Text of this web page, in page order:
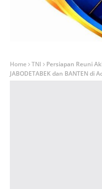
Home TNI
Persiapan Reuni
JABODETABEK dan BANTEN di